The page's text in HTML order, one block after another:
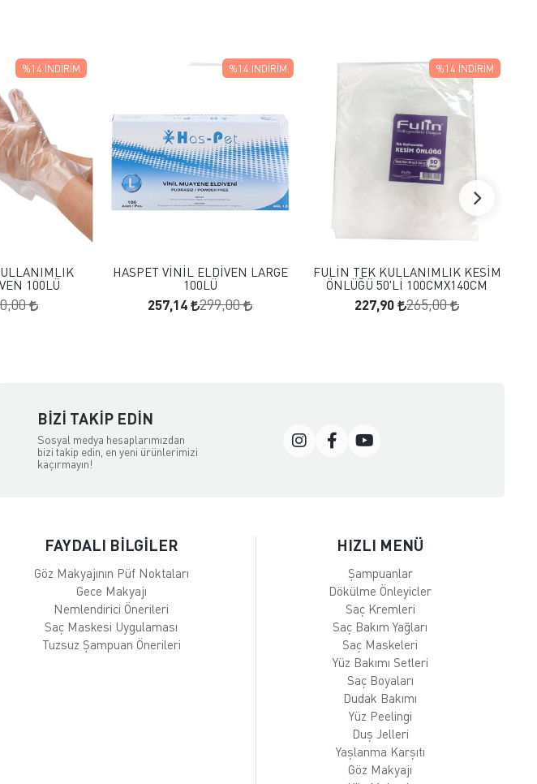
EKLE
100LÜ
%14 İNDIRIM
FAVORILERE EKLE
HASPET VİNİL ELDİVEN LARGE
100LÜ
257,14 299,00
%14 İNDIRIM
FULİN TEK KULLANIMLIK KESİM
ÖNLÜĞÜ 50'Lİ 100CMX140CM
227,90 265,00
%14 İNDIRIM
BIZI TAKIP EDIN
Sosyal medya hesaplarımızdan
bizi takip edin, en yeni ürünlerimizi
kaçırmayın!
FAYDALI BİLGİLER
Göz Makyajının Püf Noktaları
Gece Makyajı
Nemlendirici Önerileri
Saç Maskesi Uygulaması
Tuzsuz Şampuan Önerileri
HIZLI MENÜ
Şampuanlar
Dökülme Önleyicler
Saç Kremleri
Saç Bakım Yağları
Saç Maskeleri
Yüz Bakımı Setleri
Saç Boyaları
Dudak Bakımı
Yüz Peelingi
Duş Jelleri
Yaşlanma Karşıtı
Göz Makyajı